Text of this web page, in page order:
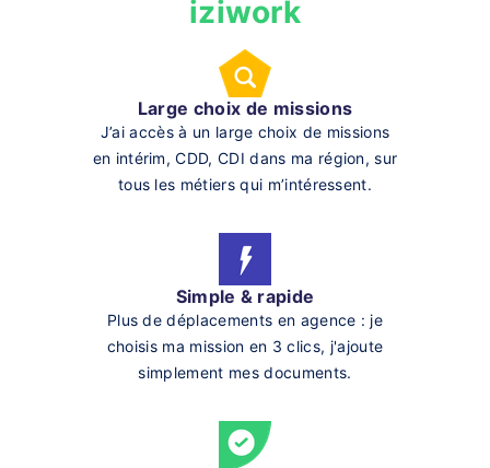
iziwork
Large choix de missions
J’ai accès à un large choix de missions
en intérim, CDD, CDI dans ma région, sur
tous les métiers qui m’intéressent.
Simple & rapide
Plus de déplacements en agence : je
choisis ma mission en 3 clics, j'ajoute
simplement mes documents.